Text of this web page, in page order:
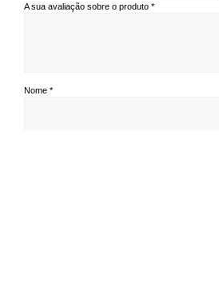
A sua avaliação sobre o produto *
Nome *